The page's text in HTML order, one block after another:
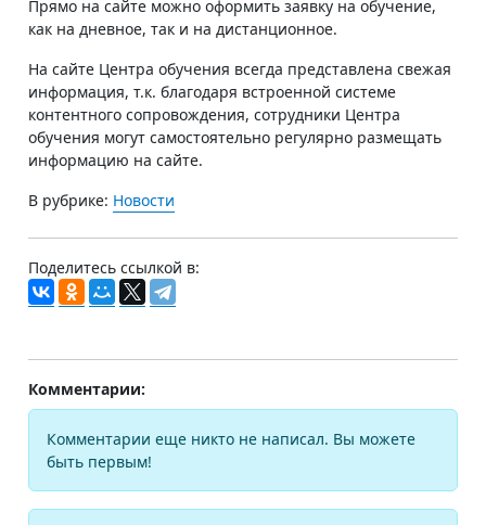
Прямо на сайте можно оформить заявку на обучение,
как на дневное, так и на дистанционное.
На сайте Центра обучения всегда представлена свежая
информация, т.к. благодаря встроенной системе
контентного сопровождения, сотрудники Центра
обучения могут самостоятельно регулярно размещать
информацию на сайте.
В рубрике: Новости
Поделитесь ссылкой в:
Комментарии:
Комментарии еще никто не написал. Вы можете
быть первым!